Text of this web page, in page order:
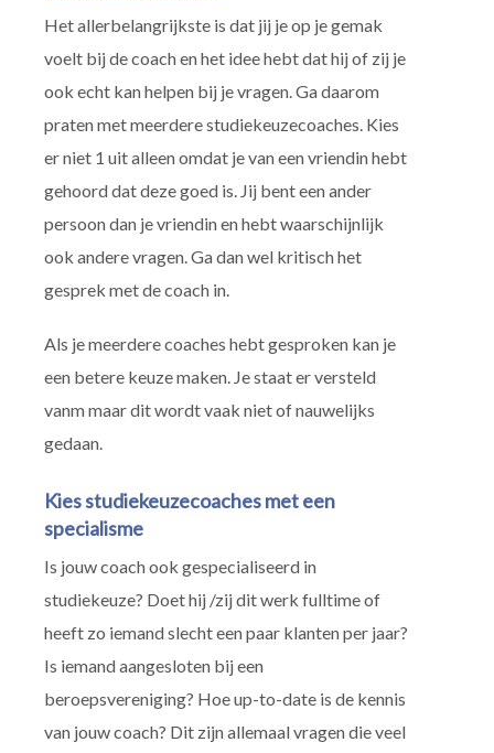
Het allerbelangrijkste is dat jij je op je gemak
voelt bij de coach en het idee hebt dat hij of zij je
ook echt kan helpen bij je vragen. Ga daarom
praten met meerdere studiekeuzecoaches. Kies
er niet 1 uit alleen omdat je van een vriendin hebt
gehoord dat deze goed is. Jij bent een ander
persoon dan je vriendin en hebt waarschijnlijk
ook andere vragen. Ga dan wel kritisch het
gesprek met de coach in.
Als je meerdere coaches hebt gesproken kan je
een betere keuze maken. Je staat er versteld
vanm maar dit wordt vaak niet of nauwelijks
gedaan.
Kies studiekeuzecoaches met een
specialisme
Is jouw coach ook gespecialiseerd in
studiekeuze? Doet hij /zij dit werk fulltime of
heeft zo iemand slecht een paar klanten per jaar?
Is iemand aangesloten bij een
beroepsvereniging? Hoe up-to-date is de kennis
van jouw coach? Dit zijn allemaal vragen die veel